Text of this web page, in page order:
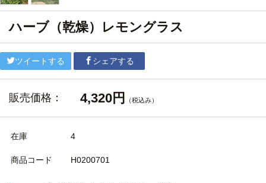
ハーブ（乾燥）レモングラス
ツイートする シェアする
販売価格： 4,320円 （税込み）
在庫 4
商品コード H0200701